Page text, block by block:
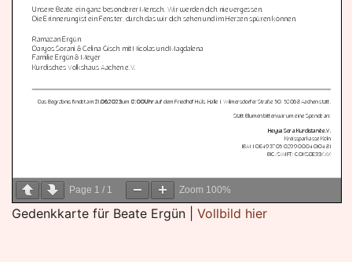
Page 1 / 1 Zoom 100%
Gedenkkarte für Beate Ergün | Vollbild hier